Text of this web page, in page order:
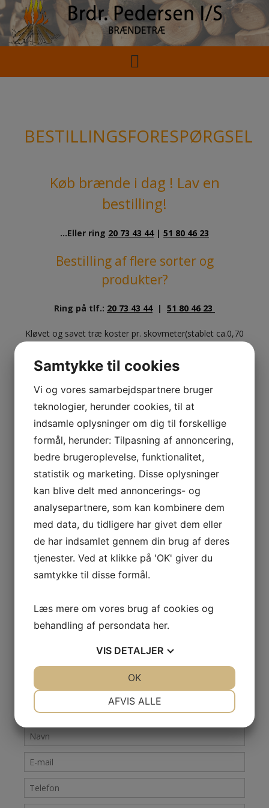
Hop
til
indholdet
BESTILLINGSFORESPØRGSEL
Køb brænde i dag ! Lav en
bestilling!
…Eller ring 20 73 43 44| 51 80 46 23
Bestilling af flere sorter og
produkter?
Ring på tlf.: 20 73 43 44| 51 80 46 23
Kløvet og savet træ koster pr. skovmeter(stablet ca.0,70
moms. Skal afhentes ved Jelling.
Hvis man tager et palletårn på 1,8 kubikmeter svare det
til 2,57 skovmeter. Da ville et palletårn koste efter vores
pris Grantræ 2,57x500kr = fra 1285 kr. Løvtræ
2,57x675kr = fra 1734,75kr
Ønskes ovntørret træ er alle
priser + 225 kr pr. skovrm.
Kan også leveres for merpris, prisen aftales ved køb.
Ring og få et tilbud på pris. Husk ring i god tid og få
leveret det når det passer bedst.
Køb brænde i dag – ellerkontakt
os nu!
Har du nogle spørgsmål eller en ide til dit næste projekt,
er du velkommen til enten at komme og besøge os, eller
kontakte os
ved at skrive en mail eller give os et kald
Samtykke til cookies
Vi og vores samarbejdspartnere bruger
teknologier, herunder cookies, til at
indsamle oplysninger om dig til forskellige
formål, herunder: Tilpasning af annoncering,
bedre brugeroplevelse, funktionalitet,
statistik og marketing. Disse oplysninger
kan blive delt med annoncerings- og
analysepartnere, som kan kombinere dem
med data, du tidligere har givet dem eller
de har indsamlet gennem din brug af deres
tjenester. Ved at klikke på 'OK' giver du
samtykke til disse formål.
Læs mere om vores brug af cookies og
behandling af persondata her.
VIS DETALJER
AFVIS ALLE
OK